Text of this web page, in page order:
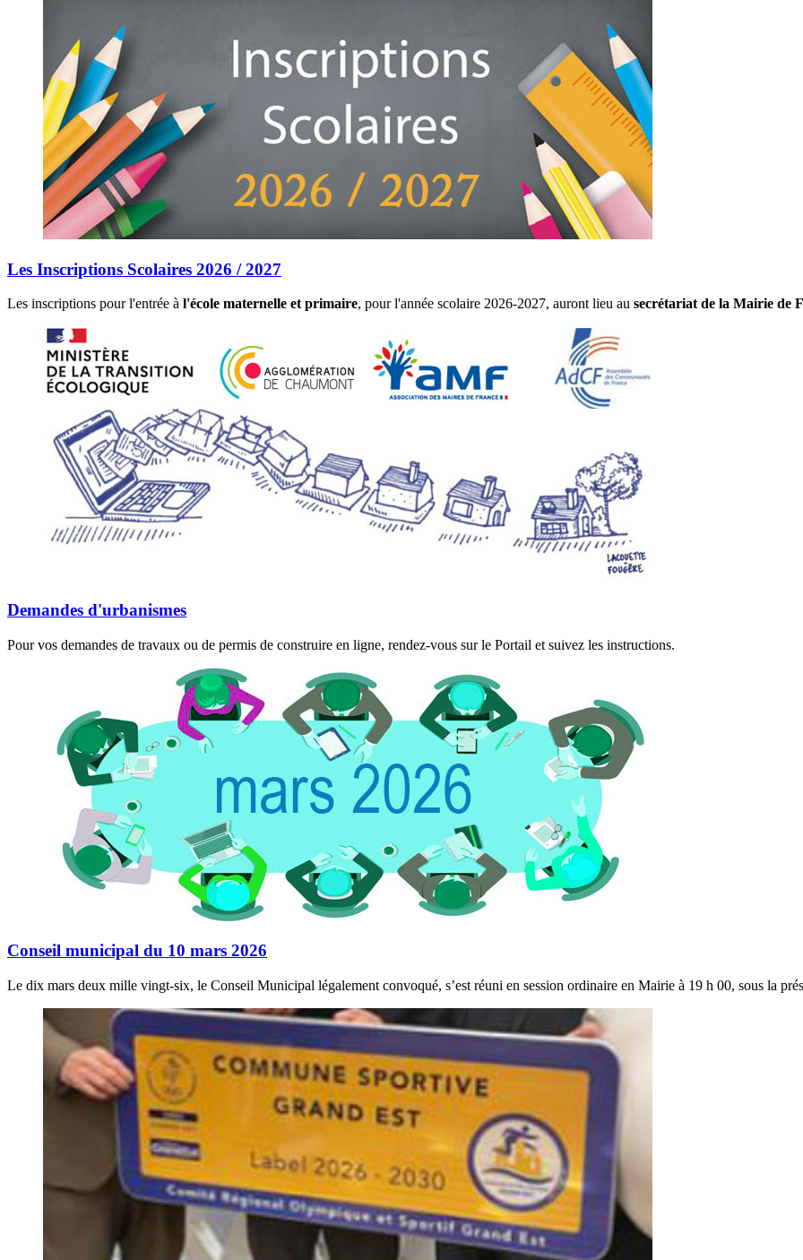
Les Inscriptions Scolaires 2026 / 2027
Les inscriptions pour l'entrée à l'école maternelle et primaire, pour l'année scolaire 2026-2027, auront lieu au secrétariat de la Mairie de
Demandes d'urbanismes
Pour vos demandes de travaux ou de permis de construire en ligne, rendez-vous sur le Portail et suivez les instructions.
Conseil municipal du 10 mars 2026
Le dix mars deux mille vingt-six, le Conseil Municipal légalement convoqué, s’est réuni en session ordinaire en Mairie à 19 h 00, sous la